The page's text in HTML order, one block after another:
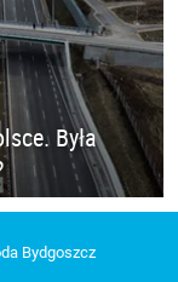
Była
Bydgoszcz